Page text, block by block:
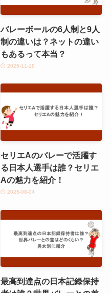
バレーボールの6人制と9人
制の違いは？ネットの違い
もあるって本当？
2025-11-18
セリエAのバレーで活躍す
る日本人選手は誰？セリエ
Aの魅力を紹介！
2025-08-04
最高到達点の日本記録保持